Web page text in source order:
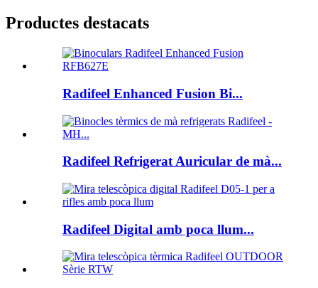
Productes destacats
Radifeel Enhanced Fusion Bi...
Radifeel Refrigerat Auricular de mà...
Radifeel Digital amb poca llum...